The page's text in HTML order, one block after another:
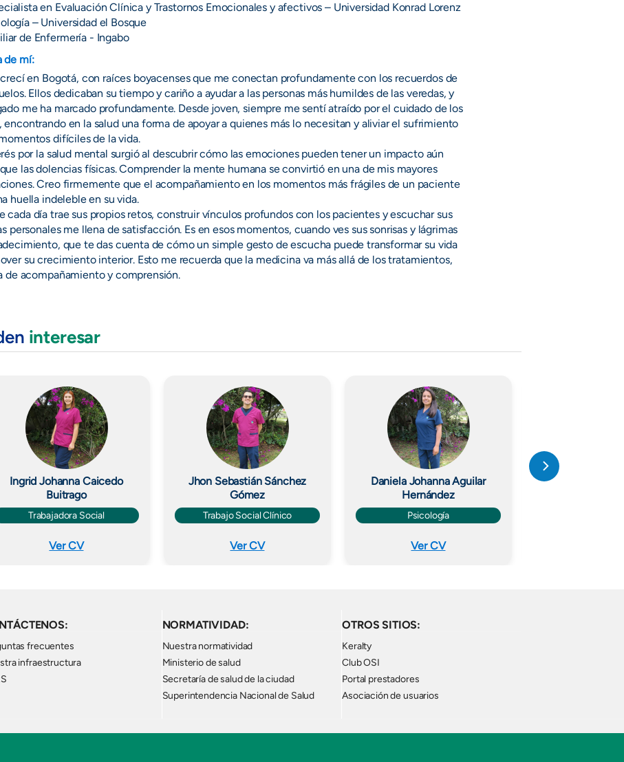
en Evaluación Clínica y Trastornos Emocionales y afectivos – Universidad Konrad Lorenz
– Universidad el Bosque
de Enfermería - Ingabo
de mí:
en Bogotá, con raíces boyacenses que me conectan profundamente con los recuerdos de
Ellos dedicaban su tiempo y cariño a ayudar a las personas más humildes de las veredas, y
me ha marcado profundamente. Desde joven, siempre me sentí atraído por el cuidado de los
encontrando en la salud una forma de apoyar a quienes más lo necesitan y aliviar el sufrimiento
difíciles de la vida.
por la salud mental surgió al descubrir cómo las emociones pueden tener un impacto aún
las dolencias físicas. Comprender la mente humana se convirtió en una de mis mayores
Creo firmemente que el acompañamiento en los momentos más frágiles de un paciente
huella indeleble en su vida.
cada día trae sus propios retos, construir vínculos profundos con los pacientes y escuchar sus
personales me llena de satisfacción. Es en esos momentos, cuando ves sus sonrisas y lágrimas
que te das cuenta de cómo un simple gesto de escucha puede transformar su vida
su crecimiento interior. Esto me recuerda que la medicina va más allá de los tratamientos,
de acompañamiento y comprensión.
interesar
Imagen
Ingrid Johanna Caicedo
Buitrago
Trabajadora Social
Ver CV
Imagen
Jhon Sebastián Sánchez
Gómez
Trabajo Social Clínico
Ver CV
Imagen
Daniela Johanna Aguilar
Hernández
Psicología
Ver CV
frecuentes
infraestructura
NORMATIVIDAD:
Nuestra normatividad
Ministerio de salud
Secretaría de salud de la ciudad
Superintendencia Nacional de Salud
OTROS SITIOS:
Keralty
Club OSI
Portal prestadores
Asociación de usuarios